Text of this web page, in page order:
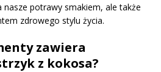
potrawy smakiem, ale także
zdrowego stylu życia.
zawiera
z kokosa?